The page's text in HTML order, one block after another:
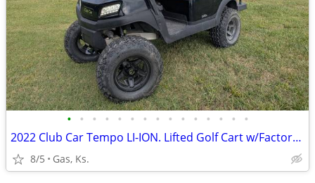
• • • • • • • • • • • • • • •
2022 Club Car Tempo LI-ION. Lifted Golf Cart w/Factory Lithium
8/5 Gas, Ks.